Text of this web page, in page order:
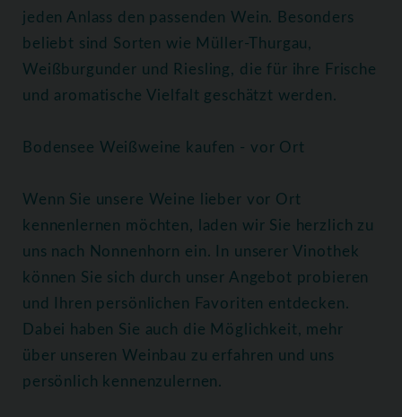
jeden Anlass den passenden Wein. Besonders
beliebt sind Sorten wie Müller-Thurgau,
Weißburgunder und Riesling, die für ihre Frische
und aromatische Vielfalt geschätzt werden.
Bodensee Weißweine kaufen - vor Ort
Wenn Sie unsere Weine lieber vor Ort
kennenlernen möchten, laden wir Sie herzlich zu
uns nach Nonnenhorn ein. In unserer Vinothek
können Sie sich durch unser Angebot probieren
und Ihren persönlichen Favoriten entdecken.
Dabei haben Sie auch die Möglichkeit, mehr
über unseren Weinbau zu erfahren und uns
persönlich kennenzulernen.